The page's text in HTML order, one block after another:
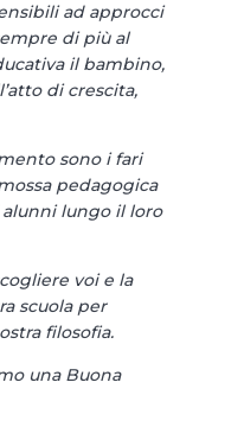
ad approcci
di più al
il bambino,
di crescita,
sono i fari
pedagogica
lungo il loro
voi e la
scuola per
filosofia.
una Buona